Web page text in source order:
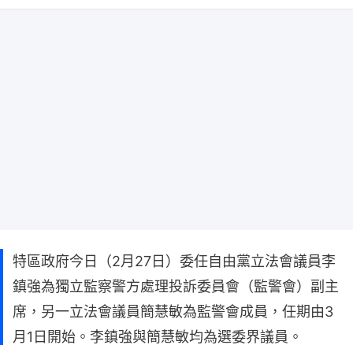
特區政府今日（2月27日）委任自由黨立法會議員李
鎮強為獨立監察警方處理投訴委員會（監警會）副主
席，另一立法會議員簡慧敏為監警會成員，任期由3
月1日開始。李鎮強與簡慧敏均為選委界議員。